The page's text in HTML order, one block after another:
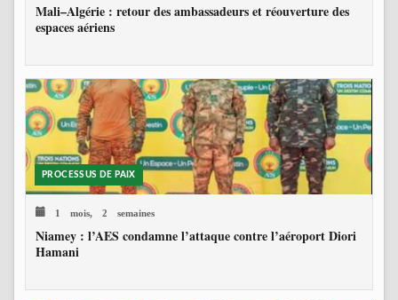
Mali–Algérie : retour des ambassadeurs et réouverture des
espaces aériens
PROCESSUS DE PAIX
1 mois, 2 semaines
Niamey : l’AES condamne l’attaque contre l’aéroport Diori
Hamani